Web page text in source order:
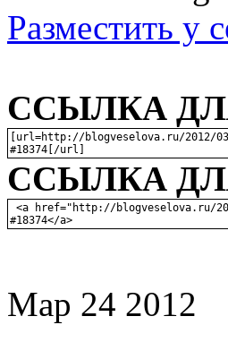
Разместить у
ССЫЛКА
ССЫЛКА
Мар 24 2012